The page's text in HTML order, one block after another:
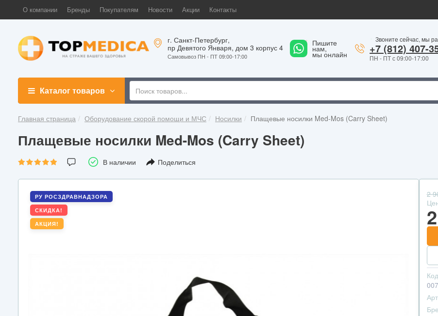
О компании Бренды Покупателям Новости Акции Контакты
г. Санкт-Петербург,
пр Девятого Января, дом 3 корпус 4
Самовывоз ПН - ПТ 09:00-17:00
1 Пишите
нам,
мы онлайн
Звоните сейчас, мы
+7 (812) 407-
ПН - ПТ с 09:00-17:00
Каталог товаров
Главная страница Оборудование скорой помощи и МЧС Носилки Плащевые носилки Med-Mos (Carry Sheet)
Плащевые носилки Med-Mos (Carry Sheet)
В наличии Поделиться
РУ РОСЗДРАВНАДЗОРА
СКИДКА!
АКЦИЯ!
2